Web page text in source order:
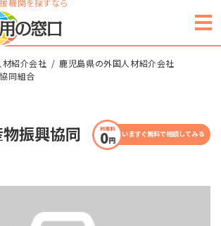
機関を探すなら
紹介会社
鹿児島県の外国人材紹介会社
同組合
振興協同
いますぐ無料で相談してみる